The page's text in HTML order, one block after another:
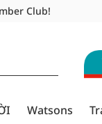
Club!
hàng từ 249,000Đ
khu vực TP. Hồ
Watsons